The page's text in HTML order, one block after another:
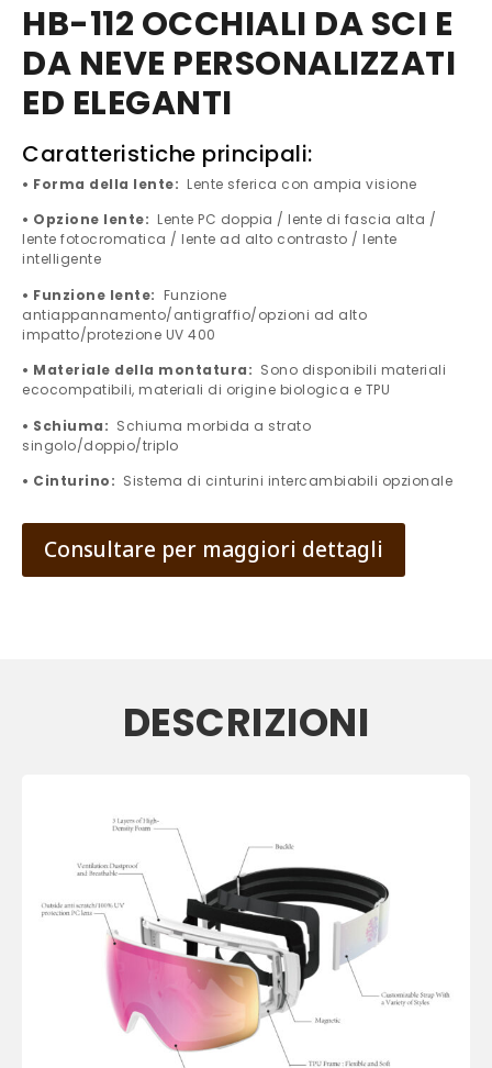
HB-112 OCCHIALI DA SCI E
DA NEVE PERSONALIZZATI
ED ELEGANTI
Caratteristiche principali:
• Forma della lente: Lente sferica con ampia visione
• Opzione lente: Lente PC doppia / lente di fascia alta /
lente fotocromatica / lente ad alto contrasto / lente
intelligente
• Funzione lente: Funzione
antiappannamento/antigraffio/opzioni ad alto
impatto/protezione UV 400
• Materiale della montatura: Sono disponibili materiali
ecocompatibili, materiali di origine biologica e TPU
• Schiuma: Schiuma morbida a strato
singolo/doppio/triplo
• Cinturino: Sistema di cinturini intercambiabili opzionale
Consultare per maggiori dettagli
DESCRIZIONI